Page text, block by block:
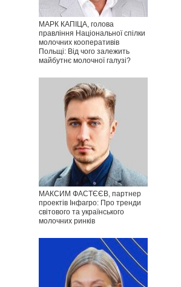
МАРК КАПІЦА, голова
правління Національної спілки
молочних кооперативів
Польщі: Від чого залежить
майбутнє молочної галузі?
МАКСИМ ФАСТЄЄВ, партнер
проектів Інфагро: Про тренди
світового та українського
молочних ринків